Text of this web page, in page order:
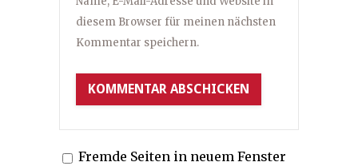
diesem Browser für meinen nächsten
Kommentar speichern.
Fremde Seiten in neuem Fenster